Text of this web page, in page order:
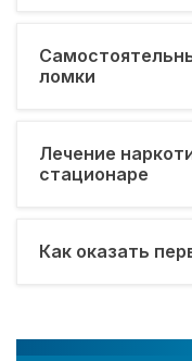
ломки
Лечение
стационаре
Как оказать